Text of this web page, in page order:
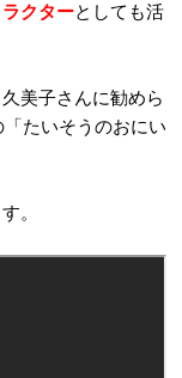
クターとしても活
美子さんに勧めら
たいそうのおにい
。